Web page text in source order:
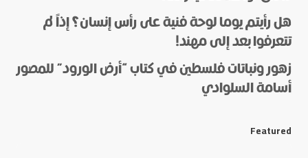
Name
*
E-mail
*
هل رأيتم يوما لوحة فنية على رأس إنسان؟ إذاً لم
تتعرفوا بعد إلى مهند!
زهور ونباتات فلسطين في كتاب “أرض الورود” للمصور
أسامة السلوادي
Featured